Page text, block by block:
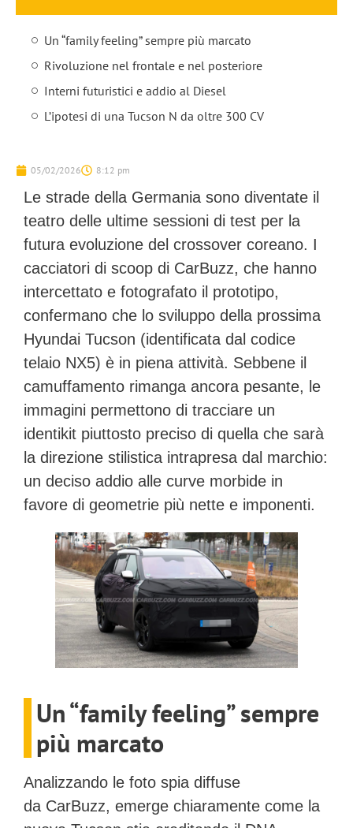
Un “family feeling” sempre più marcato
Rivoluzione nel frontale e nel posteriore
Interni futuristici e addio al Diesel
L’ipotesi di una Tucson N da oltre 300 CV
05/02/2026 8:12 pm
Le strade della Germania sono diventate il
teatro delle ultime sessioni di test per la
futura evoluzione del crossover coreano. I
cacciatori di scoop di CarBuzz, che hanno
intercettato e fotografato il prototipo,
confermano che lo sviluppo della prossima
Hyundai Tucson (identificata dal codice
telaio NX5) è in piena attività. Sebbene il
camuffamento rimanga ancora pesante, le
immagini permettono di tracciare un
identikit piuttosto preciso di quella che sarà
la direzione stilistica intrapresa dal marchio:
un deciso addio alle curve morbide in
favore di geometrie più nette e imponenti.
Un “family feeling” sempre
più marcato
Analizzando le foto spia diffuse
da CarBuzz, emerge chiaramente come la